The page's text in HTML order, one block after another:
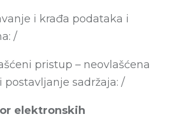
i krađa podataka i
/
pristup – neovlašćena
postavljanje sadržaja: /
elektronskih